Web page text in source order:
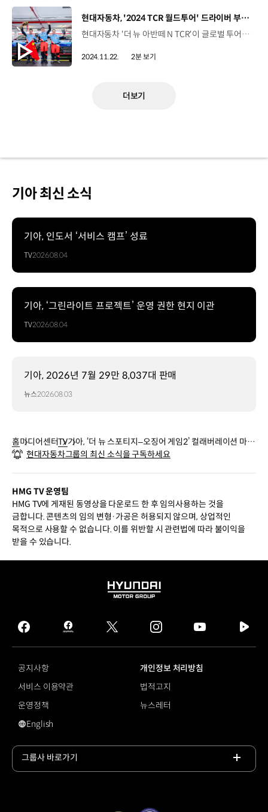
[동영상]
현대자동차, '2024 TCR 월드투어' 드라이버 부문 종합 우승
현대자동차 '더 뉴 아반떼 N TCR'이 글로벌 투어링카 대회인 '2024 TCR 월드투어’ 최종 라운드에서 드라이버 부문 종합 우승을 달성했습니다. TCR 월드투어는 전 세계 각지에서 개최되는 TCR 대회 중 주요 레이스를 선별해 경기 결과에 따라 획득한 포인트로 순위를 결정하는데요. 올해는 이탈리아, 모로코, 미국, 브라질, 우루과이, 중국을 거쳐 마카오 기아 서킷에서 최종 라운드가 열렸습니다. 더 뉴 아반떼 N TCR로 출전한 'BRC 현대 N 스쿼드라 코르세' 팀의 노버트 미첼리즈 선수는마카오 대회에서 49포인트를 획득하며, 최종 323포인트로 작년에 이어 2년 연속 드라이버 부문 챔피언이 됐습니다. 더 뉴 아반떼 N TCR은 마카오에서 동시에 진행된 ‘TCR 차이나’와 ‘TCR 아시아’에서도 마틴 카오 선수와 장첸동 선수가 각각 우승하며, 2024시즌 3개 시리즈에서 드라이버 부문 종합 우승을 차지했습니다. 한편, 현대자동차는 2024 TCR 월드투어에 전체 32대의 차량 중 무려 12대의 더 뉴 아반떼 N TCR을 참여시켜 압도적인 기술력을 입증했습니다.
2024.11.22. 2분 보기
더보기
기아 최신 소식
기아, 인도서 ‘서비스 캠프’ 성료
TV2026.08.04
기아, ‘그린라이트 프로젝트’ 운영 권한 현지 이관
TV2026.08.04
기아, 2026년 7월 29만 8,037대 판매
뉴스2026.08.03
홈미디어센터TV기아, ‘더 뉴 스포티지–오징어 게임2’ 컬래버레이션 마케
팅 실시
현대자동차그룹의 최신 소식을 구독하세요
HMG TV 운영팀
HMG TV에 게재된 동영상을 다운로드 한 후 임의사용하는 것을
금합니다. 콘텐츠의 임의 변형·가공은 허용되지 않으며, 상업적인
목적으로 사용할 수 없습니다. 이를 위반할 시 관련법에 따라 불이익을
받을 수 있습니다.
HYUNDAI
GROUP
facebook
hmg
journal
twitter instagram
tv
공지사항
개인정보 처리방침
서비스 이용약관
법적고지
운영정책
뉴스레터
영문 사이트로 이동
English
그룹사 바로가기